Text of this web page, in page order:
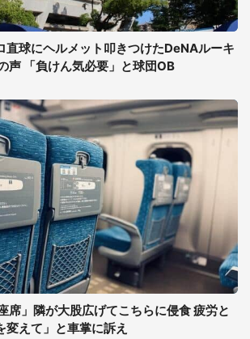
直球にヘルメット叩きつけたDeNAルーキ
声 「負けん気必要」と球団OB
席」隣が大股広げてこちらに侵食 疲労と
変えて」と車掌に訴え